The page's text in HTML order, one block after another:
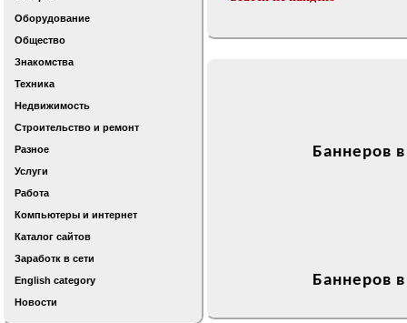
Оборудование
Общество
Знакомства
Техника
Недвижимость
Строительство и ремонт
Разное
Услуги
Работа
Компьютеры и интернет
Каталог сайтов
Заработк в сети
English category
Новости
Баннеров
Баннеров